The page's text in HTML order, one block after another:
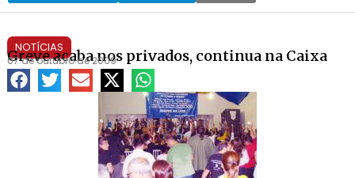
NOTÍCIAS
Greve acaba nos privados, continua na Caixa
07 de outubro de 2009